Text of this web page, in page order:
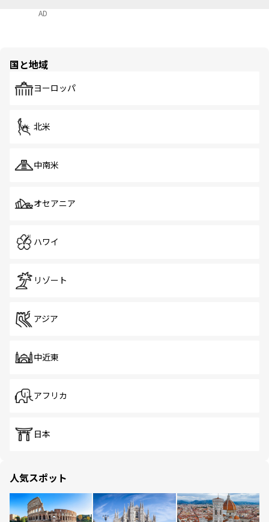
AD
国と地域
ヨーロッパ
北米
中南米
オセアニア
ハワイ
リゾート
アジア
中近東
アフリカ
日本
人気スポット